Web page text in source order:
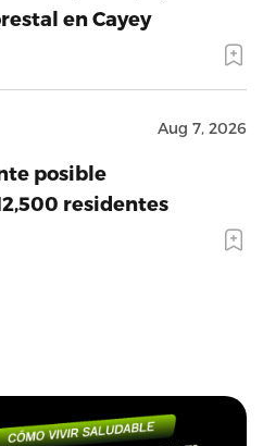
en Cayey
Aug 7, 2026
posible
residentes